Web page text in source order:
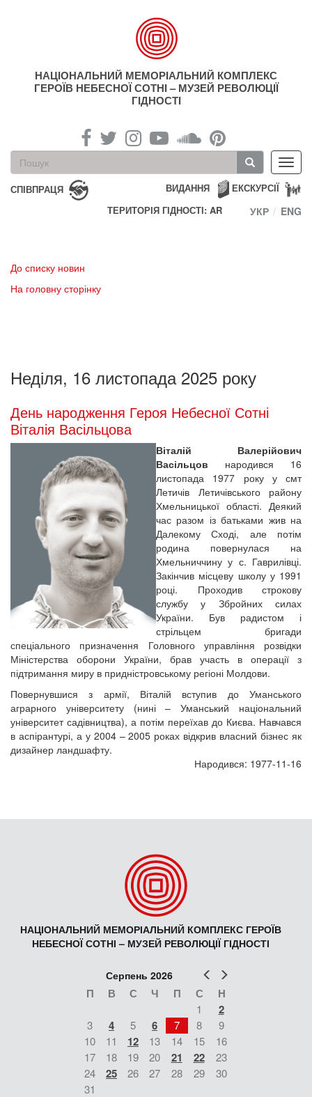
НАЦІОНАЛЬНИЙ МЕМОРІАЛЬНИЙ КОМПЛЕКС
ГЕРОЇВ НЕБЕСНОЇ СОТНІ – МУЗЕЙ РЕВОЛЮЦІЇ
ГІДНОСТІ
Пошукова
форма
Пошук
СПІВПРАЦЯ ЕКСКУРСІЇ
ВИДАННЯ
ТЕРИТОРІЯ ГІДНОСТІ: AR
УКР ENG
До списку новин
На головну сторінку
Неділя, 16 листопада 2025 року
День народження Героя Небесної Сотні
Віталія Васільцова
Віталій Валерійович
Васільцов народився 16
листопада 1977 року у смт
Летичів Летичівського району
Хмельницької області. Деякий
час разом із батьками жив на
Далекому Сході, але потім
родина повернулася на
Хмельниччину у с. Гаврилівці.
Закінчив місцеву школу у 1991
році. Проходив строкову
службу у Збройних силах
України. Був радистом і
стрільцем бригади
спеціального призначення Головного управління розвідки
Міністерства оборони України, брав участь в операції з
підтримання миру в придністровському регіоні Молдови.
Повернувшися з армії, Віталій вступив до Уманського
аграрного університету (нині – Уманський національний
університет садівництва), а потім переїхав до Києва. Навчався
в аспірантурі, а у 2004 – 2005 роках відкрив власний бізнес як
дизайнер ландшафту.
Народився: 1977-11-16
НАЦІОНАЛЬНИЙ МЕМОРІАЛЬНИЙ КОМПЛЕКС ГЕРОЇВ
НЕБЕСНОЇ СОТНІ – МУЗЕЙ РЕВОЛЮЦІЇ ГІДНОСТІ
Попер
Серпень 2026
П В С Ч П С Н
1 2
3 4 5 6 7 8
9
10
11 12 13 14 15
16
17
18 19 20 21 22
23
24
25 26 27 28 29
30
31